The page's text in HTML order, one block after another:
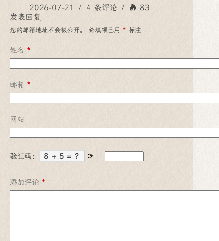
2026-07-21
4 条评论
83
发表回复
您的邮箱地址不会被公开。 必填项已用 * 标注
姓名 *
邮箱 *
网站
验证码： 8 + 5 = ? ⟳
添加评论 *